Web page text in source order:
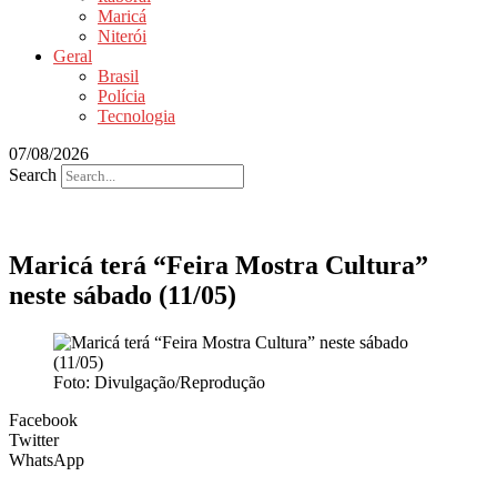
Maricá
Niterói
Geral
Brasil
Polícia
Tecnologia
07/08/2026
Search
Maricá terá “Feira Mostra Cultura”
neste sábado (11/05)
Foto: Divulgação/Reprodução
Facebook
Twitter
WhatsApp